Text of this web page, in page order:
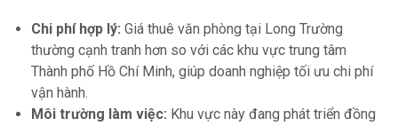
Chi phí hợp lý: Giá thuê văn phòng tại Long Trường
thường cạnh tranh hơn so với các khu vực trung tâm
Thành phố Hồ Chí Minh, giúp doanh nghiệp tối ưu chi phí
vận hành.
Môi trường làm việc: Khu vực này đang phát triển đồng